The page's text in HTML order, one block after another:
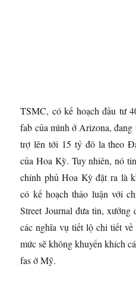
TSMC, có kế hoạch đầu tư
fab của mình ở Arizona,
trợ lên tới 15 tỷ đô la theo
của Hoa Kỳ. Tuy nhiên, nó
chính phủ Hoa Kỳ đặt ra là
có kế hoạch thảo luận với
Street Journal đưa tin,
các nghĩa vụ tiết lộ chi tiết
mức sẽ không khuyến khích
fas ở Mỹ.